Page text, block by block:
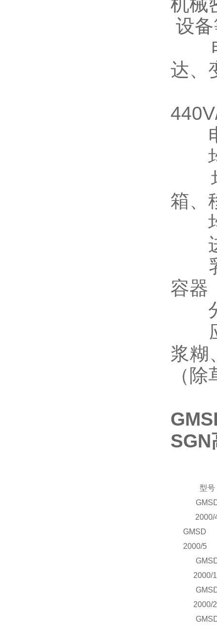
设
电
达、
电
均
均
箱、
均
进
乳
容器
分
应
浆糊
（
SGN
型号
GMS
2000/
GMSD
2000/5
GMS
2000/
GMS
2000/
GMS